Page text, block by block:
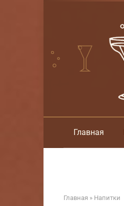
Главная
Главная » Напитки